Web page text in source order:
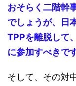
おそらく二階幹
でしょうが、日
TPPを離脱して
に参加すべきです
そして、その対